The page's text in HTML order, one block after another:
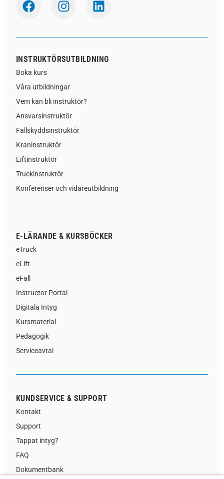
INSTRUKTÖRSUTBILDNING
Boka kurs
Våra utbildningar
Vem kan bli instruktör?
Ansvarsinstruktör
Fallskyddsinstruktör
Kraninstruktör
Liftinstruktör
Truckinstruktör
Konferenser och vidareutbildning
E-LÄRANDE & KURSBÖCKER
eTruck
eLift
eFall
Instructor Portal
Digitala Intyg
Kursmaterial
Pedagogik
Serviceavtal
KUNDSERVICE & SUPPORT
Kontakt
Support
Tappat intyg?
FAQ
Dokumentbank